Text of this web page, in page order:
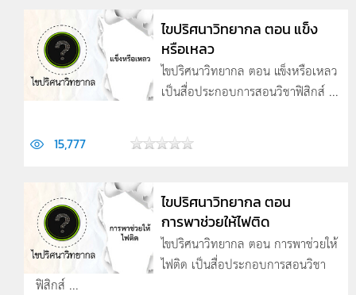
ไขปริศนาวิทยากล ตอน แข็ง
หรือเหลว
ไขปริศนาวิทยากล ตอน แข็งหรือเหลว
เป็นสื่อประกอบการสอนวิชาฟิสิกส์ ...
15,777
ไขปริศนาวิทยากล ตอน
การพาช่วยให้ไฟติด
ไขปริศนาวิทยากล ตอน การพาช่วยให้
ไฟติด เป็นสื่อประกอบการสอนวิชา
ฟิสิกส์ ...